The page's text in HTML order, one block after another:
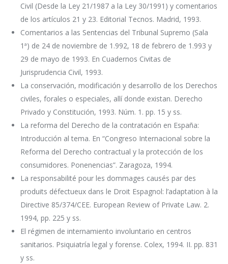
Civil (Desde la Ley 21/1987 a la Ley 30/1991) y comentarios
de los artículos 21 y 23. Editorial Tecnos. Madrid, 1993.
Comentarios a las Sentencias del Tribunal Supremo (Sala
1ª) de 24 de noviembre de 1.992, 18 de febrero de 1.993 y
29 de mayo de 1993. En Cuadernos Civitas de
Jurisprudencia Civil, 1993.
La conservación, modificación y desarrollo de los Derechos
civiles, forales o especiales, allí donde existan. Derecho
Privado y Constitución, 1993. Núm. 1. pp. 15 y ss.
La reforma del Derecho de la contratación en España:
Introducción al tema. En “Congreso Internacional sobre la
Reforma del Derecho contractual y la protección de los
consumidores. Ponenencias”. Zaragoza, 1994.
La responsabilité pour les dommages causés par des
produits défectueux dans le Droit Espagnol: l’adaptation à la
Directive 85/374/CEE. European Review of Private Law. 2.
1994, pp. 225 y ss.
El régimen de internamiento involuntario en centros
sanitarios. Psiquiatría legal y forense. Colex, 1994. II. pp. 831
y ss.